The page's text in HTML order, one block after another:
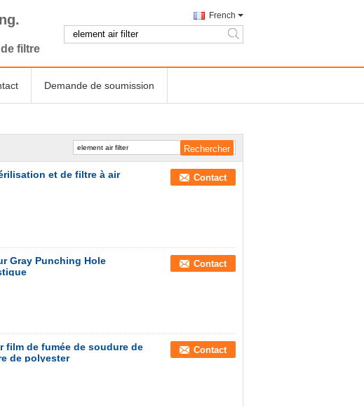
filtre
French
search
Demande de soumission
et de filtre à air
Contact
Gray Punching Hole
Contact
film de fumée de soudure de
de polyester
Contact